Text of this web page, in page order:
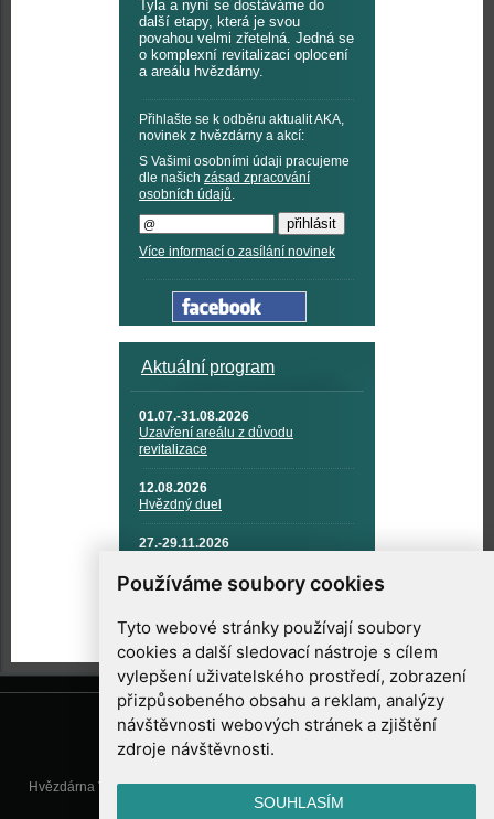
Používáme soubory cookies
Tyto webové stránky používají soubory
cookies a další sledovací nástroje s cílem
vylepšení uživatelského prostředí, zobrazení
přizpůsobeného obsahu a reklam, analýzy
návštěvnosti webových stránek a zjištění
zdroje návštěvnosti.
SOUHLASÍM
Tyla a nyní se dostáváme do
další etapy, která je svou
povahou velmi zřetelná. Jedná se
o komplexní revitalizaci oplocení
a areálu hvězdárny.
Přihlašte se k odběru aktualit AKA,
novinek z hvězdárny a akcí:
S Vašimi osobními údaji pracujeme
dle našich zásad zpracování
osobních údajů.
Více informací o zasílání novinek
Aktuální program
01.07.-31.08.2026
Uzavření areálu z důvodu
revitalizace
12.08.2026
Hvězdný duel
27.-29.11.2026
TECHNIKA A KOSMICKÉ
TECHNOLOGIE
Hvězdárna Valašské Meziříčí, příspěvková organizace, Vsetínská 78, 757
01 Valašské Meziříčí